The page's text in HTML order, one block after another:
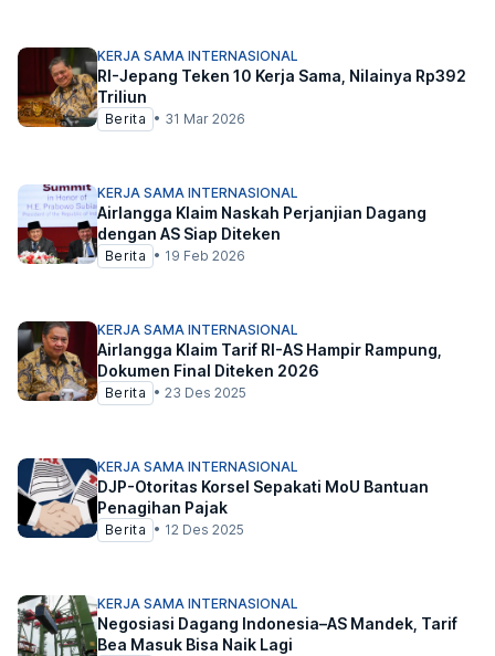
KERJA SAMA INTERNASIONAL
RI-Jepang Teken 10 Kerja Sama, Nilainya Rp392
Triliun
Berita • 31 Mar 2026
KERJA SAMA INTERNASIONAL
Airlangga Klaim Naskah Perjanjian Dagang
dengan AS Siap Diteken
Berita • 19 Feb 2026
KERJA SAMA INTERNASIONAL
Airlangga Klaim Tarif RI-AS Hampir Rampung,
Dokumen Final Diteken 2026
Berita • 23 Des 2025
KERJA SAMA INTERNASIONAL
DJP-Otoritas Korsel Sepakati MoU Bantuan
Penagihan Pajak
Berita • 12 Des 2025
KERJA SAMA INTERNASIONAL
Negosiasi Dagang Indonesia–AS Mandek, Tarif
Bea Masuk Bisa Naik Lagi